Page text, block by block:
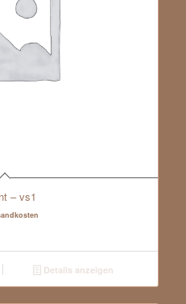
– vs1
Details anzeigen